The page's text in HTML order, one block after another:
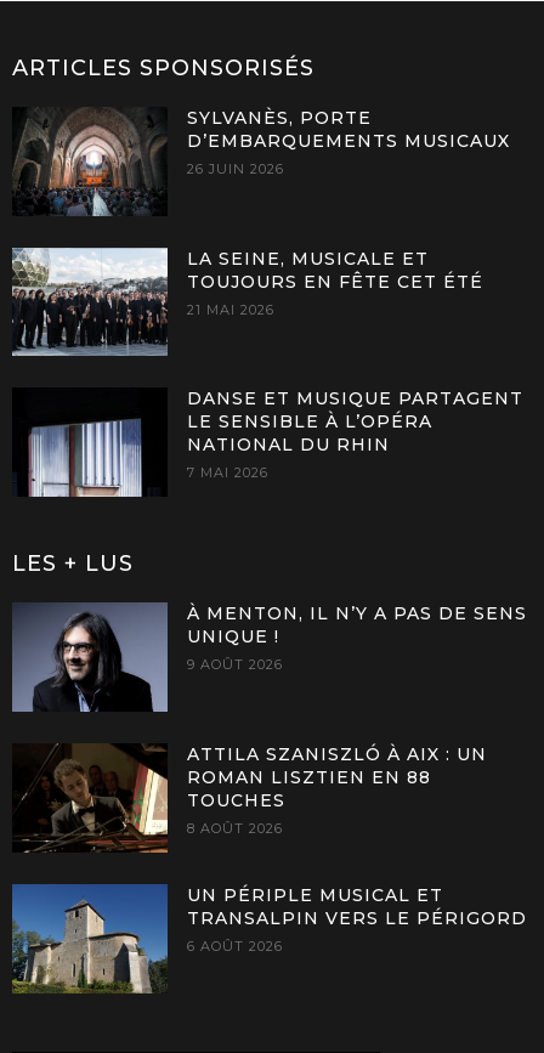
ARTICLES SPONSORISÉS
SYLVANÈS, PORTE
D’EMBARQUEMENTS MUSICAUX
26 JUIN 2026
LA SEINE, MUSICALE ET
TOUJOURS EN FÊTE CET ÉTÉ
21 MAI 2026
DANSE ET MUSIQUE PARTAGENT
LE SENSIBLE À L’OPÉRA
NATIONAL DU RHIN
7 MAI 2026
LES + LUS
À MENTON, IL N’Y A PAS DE SENS
UNIQUE !
9 AOÛT 2026
ATTILA SZANISZLÓ À AIX : UN
ROMAN LISZTIEN EN 88
TOUCHES
8 AOÛT 2026
UN PÉRIPLE MUSICAL ET
TRANSALPIN VERS LE PÉRIGORD
6 AOÛT 2026